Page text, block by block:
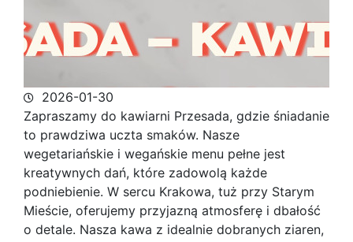
2026-01-30
Zapraszamy do kawiarni Przesada, gdzie śniadanie
to prawdziwa uczta smaków. Nasze
wegetariańskie i wegańskie menu pełne jest
kreatywnych dań, które zadowolą każde
podniebienie. W sercu Krakowa, tuż przy Starym
Mieście, oferujemy przyjazną atmosferę i dbałość
o detale. Nasza kawa z idealnie dobranych ziaren,